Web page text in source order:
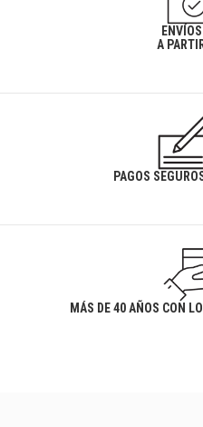
A
PAGOS
MÁS DE 40 AÑOS CON